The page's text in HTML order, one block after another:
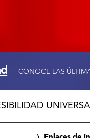
CONOCE LAS